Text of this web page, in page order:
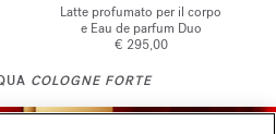
Latte profumato per il corpo
e Eau de parfum Duo
€ 295,00
COLOGNE FORTE